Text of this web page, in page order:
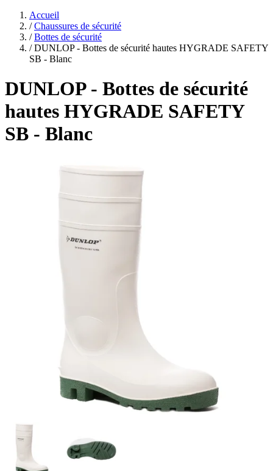
Accueil
/ Chaussures de sécurité
/ Bottes de sécurité
/ DUNLOP - Bottes de sécurité hautes HYGRADE SAFETY
SB - Blanc
DUNLOP- Bottes de sécurité
hautes HYGRADE SAFETY
SB - Blanc